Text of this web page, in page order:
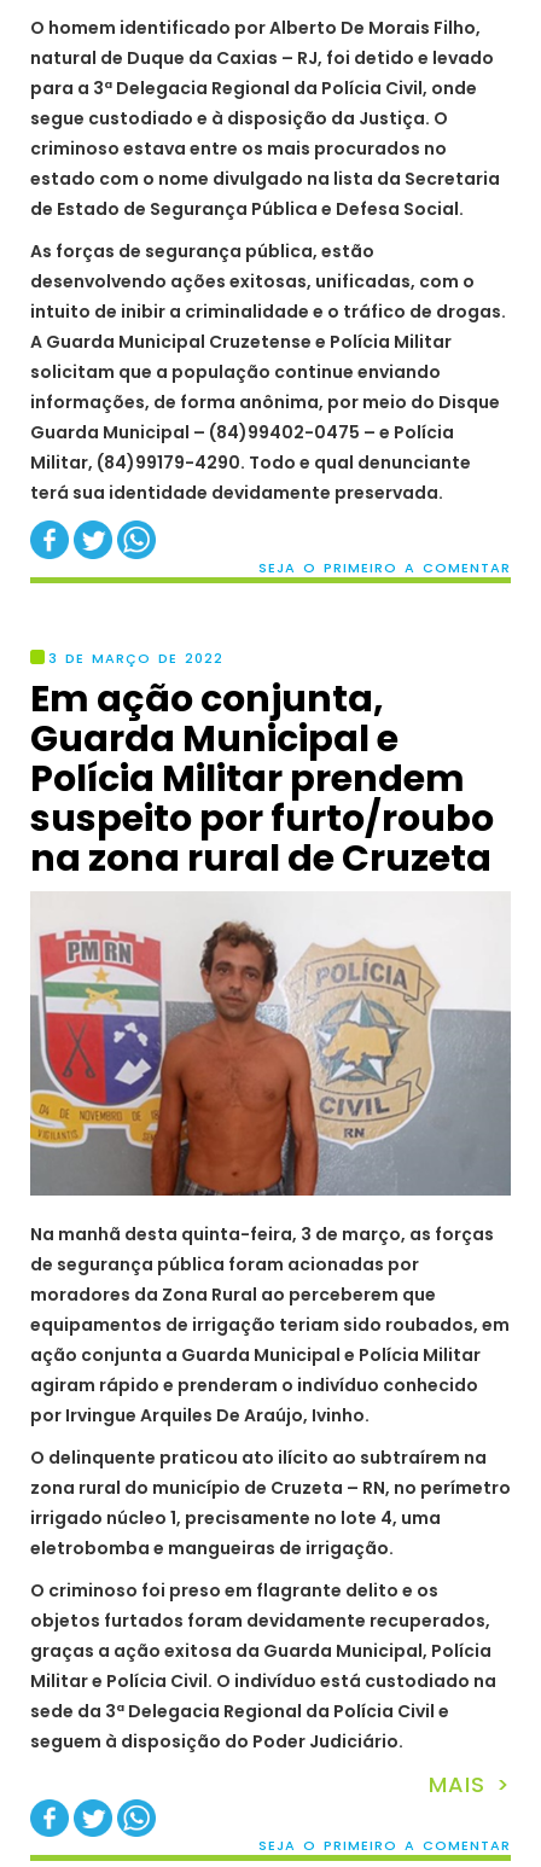
O homem identificado por Alberto De Morais Filho,
natural de Duque da Caxias – RJ, foi detido e levado
para a 3ª Delegacia Regional da Polícia Civil, onde
segue custodiado e à disposição da Justiça. O
criminoso estava entre os mais procurados no
estado com o nome divulgado na lista da Secretaria
de Estado de Segurança Pública e Defesa Social.
As forças de segurança pública, estão
desenvolvendo ações exitosas, unificadas, com o
intuito de inibir a criminalidade e o tráfico de drogas.
A Guarda Municipal Cruzetense e Polícia Militar
solicitam que a população continue enviando
informações, de forma anônima, por meio do Disque
Guarda Municipal – (84)99402-0475 – e Polícia
Militar, (84)99179-4290. Todo e qual denunciante
terá sua identidade devidamente preservada.
SEJA O PRIMEIRO A COMENTAR
3 DE MARÇO DE 2022
Em ação conjunta,
Guarda Municipal e
Polícia Militar prendem
suspeito por furto/roubo
na zona rural de Cruzeta
Na manhã desta quinta-feira, 3 de março, as forças
de segurança pública foram acionadas por
moradores da Zona Rural ao perceberem que
equipamentos de irrigação teriam sido roubados, em
ação conjunta a Guarda Municipal e Polícia Militar
agiram rápido e prenderam o indivíduo conhecido
por Irvingue Arquiles De Araújo, Ivinho.
O delinquente praticou ato ilícito ao subtraírem na
zona rural do município de Cruzeta – RN, no perímetro
irrigado núcleo 1, precisamente no lote 4, uma
eletrobomba e mangueiras de irrigação.
O criminoso foi preso em flagrante delito e os
objetos furtados foram devidamente recuperados,
graças a ação exitosa da Guarda Municipal, Polícia
Militar e Polícia Civil. O indivíduo está custodiado na
sede da 3ª Delegacia Regional da Polícia Civil e
seguem à disposição do Poder Judiciário.
MAIS >
SEJA O PRIMEIRO A COMENTAR